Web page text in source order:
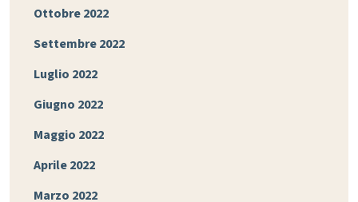
Ottobre 2022
Settembre 2022
Luglio 2022
Giugno 2022
Maggio 2022
Aprile 2022
Marzo 2022